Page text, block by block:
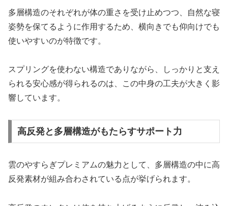
多層構造のそれぞれが体の重さを受け止めつつ、自然な寝
姿勢を保てるように作用するため、横向きでも仰向けでも
使いやすいのが特徴です。
スプリングを使わない構造でありながら、しっかりと支え
られる安心感が得られるのは、この中身の工夫が大きく影
響しています。
高反発と多層構造がもたらすサポート力
雲のやすらぎプレミアムの魅力として、多層構造の中に高
反発素材が組み合わされている点が挙げられます。